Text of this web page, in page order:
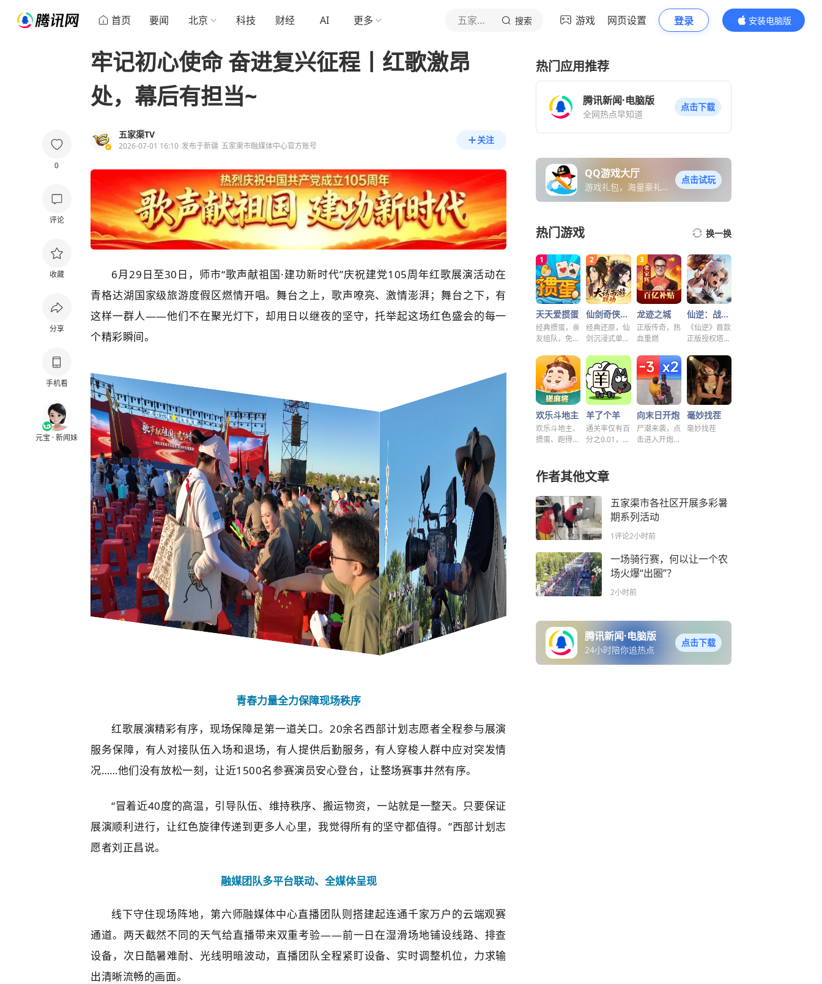
首页 要闻 北京 科技 财经 AI 更多 五家渠TV 搜索 游戏 网页设置 登录
安装电脑版
内容更精彩
0
评论
收藏
分享
手机看
元宝 · 新闻妹
牢记初心使命 奋进复兴征程丨红歌激昂
处，幕后有担当~
五家渠TV
2026-07-01 16:10 发布于新疆 五家渠市融媒体中心官方账号
关注
6月29日至30日，师市“歌声献祖国·建功新时代”庆祝建党105周年红歌展演活动在
青格达湖国家级旅游度假区燃情开唱。舞台之上，歌声嘹亮、激情澎湃；舞台之下，有
这样一群人——他们不在聚光灯下，却用日以继夜的坚守，托举起这场红色盛会的每一
个精彩瞬间。
青春力量全力保障现场秩序
红歌展演精彩有序，现场保障是第一道关口。20余名西部计划志愿者全程参与展演
服务保障，有人对接队伍入场和退场，有人提供后勤服务，有人穿梭人群中应对突发情
况……他们没有放松一刻，让近1500名参赛演员安心登台，让整场赛事井然有序。
“冒着近40度的高温，引导队伍、维持秩序、搬运物资，一站就是一整天。只要保证
展演顺利进行，让红色旋律传递到更多人心里，我觉得所有的坚守都值得。”西部计划志
愿者刘正昌说。
融媒团队多平台联动、全媒体呈现
线下守住现场阵地， 第六师融媒体中心直播团队则搭建起连通千家万户的云端观赛
通道。两天截然不同的天气给直播带来双重考验——前一日在湿滑场地铺设线路、排查
设备，次日酷暑难耐、光线明暗波动，直播团队全程紧盯设备、实时调整机位，力求输
出清晰流畅的画面。
热门应用推荐
腾讯新闻·电脑版
全网热点早知道
点击下载
QQ游戏大厅
游戏礼包，海量豪礼免
点击试玩
热门游戏 换一换
天天爱掼蛋
经典掼蛋，亲
友组队，免费
仙剑奇侠传之新的开始
经典还原，仙
剑沉浸式单机
龙迹之城
正版传奇，热
血重燃
仙逆：战天道
《仙逆》首款
正版授权塔防
欢乐斗地主
欢乐斗地主、
掼蛋、跑得
羊了个羊
通关率仅有百
分之0.01，快
向末日开炮
尸潮来袭，点
击进入开炮宇
毫妙找茬
毫妙找茬
作者其他文章
五家渠市各社区开展多彩暑
期系列活动
1评论2小时前
一场骑行赛，何以让一个农
场火爆“出圈”？
2小时前
腾讯新闻·电脑版
24小时陪你追热点
点击下载